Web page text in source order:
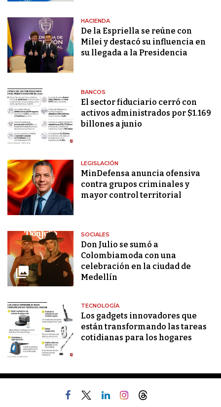
HACIENDA
De la Espriella se reúne con
Milei y destacó su influencia en
su llegada a la Presidencia
BANCOS
El sector fiduciario cerró con
activos administrados por $1.169
billones a junio
LEGISLACIÓN
MinDefensa anuncia ofensiva
contra grupos criminales y
mayor control territorial
SOCIALES
Don Julio se sumó a
Colombiamoda con una
celebración en la ciudad de
Medellín
TECNOLOGÍA
Los gadgets innovadores que
están transformando las tareas
cotidianas para los hogares